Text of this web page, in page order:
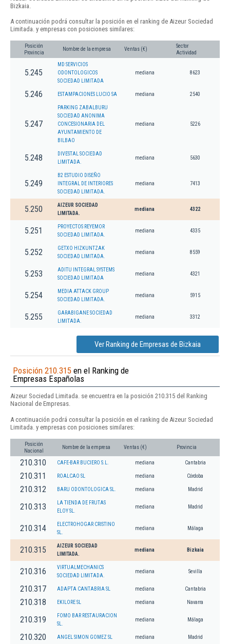
Bizkaia.
A continuación podrá consultar la posición en el ranking de Aizeur Sociedad
Limitada. y empresas con posiciones similares:
Posición
Provincia
Nombre de la empresa Ventas (€)
Sector
Actividad
5.245
MD SERVICIOS
ODONTOLOGICOS
SOCIEDAD LIMITADA
mediana 8623
5.246 ESTAMPACIONES LUCIO SA mediana 2540
5.247
PARKING ZABALBURU
SOCIEDAD ANONIMA
CONCESIONARIA DEL
AYUNTAMIENTO DE
BILBAO
mediana 5226
5.248
DIVESTAL SOCIEDAD
LIMITADA.
mediana 5630
5.249
B2 ESTUDIO DISEÑO
INTEGRAL DE INTERIORES
SOCIEDAD LIMITADA.
mediana 7413
5.250
AIZEUR SOCIEDAD
LIMITADA.
mediana 4322
5.251
PROYECTOS REYEMOR
SOCIEDAD LIMITADA.
mediana 4335
5.252
GETXO HIZKUNTZAK
SOCIEDAD LIMITADA.
mediana 8559
5.253
ADITU INTEGRAL SYSTEMS
SOCIEDAD LIMITADA
mediana 4321
5.254
MEDIA ATTACK GROUP
SOCIEDAD LIMITADA.
mediana 5915
5.255
GARABIGANE SOCIEDAD
LIMITADA.
mediana 3312
Ver Ranking de Empresas de Bizkaia
Posición 210.315 en el Ranking de
Empresas Españolas
Aizeur Sociedad Limitada. se encuentra en la posición 210.315 del Ranking
Nacional de Empresas.
A continuación podrá consultar la posición en el ranking de Aizeur Sociedad
Limitada. y empresas con posiciones similares:
Posición
Nacional
Nombre de la empresa Ventas (€) Provincia
210.310 CAFE-BAR BUCIERO S.L. mediana Cantabria
210.311 ROALCAO SL mediana Córdoba
210.312 BARU ODONTOLOGICA SL. mediana Madrid
210.313
LA TIENDA DE FRUTAS
ELOY SL.
mediana Madrid
210.314
ELECTROHOGAR CRISTINO
SL.
mediana Málaga
210.315
AIZEUR SOCIEDAD
LIMITADA.
mediana Bizkaia
210.316
VIRTUALMECHANICS
SOCIEDAD LIMITADA.
mediana Sevilla
210.317 ADAPTA CANTABRIA SL mediana Cantabria
210.318 EKILORE SL mediana Navarra
210.319
FOMO BAR RESTAURACION
SL.
mediana Málaga
210.320 ANGEL SIMON GOMEZ SL mediana Madrid